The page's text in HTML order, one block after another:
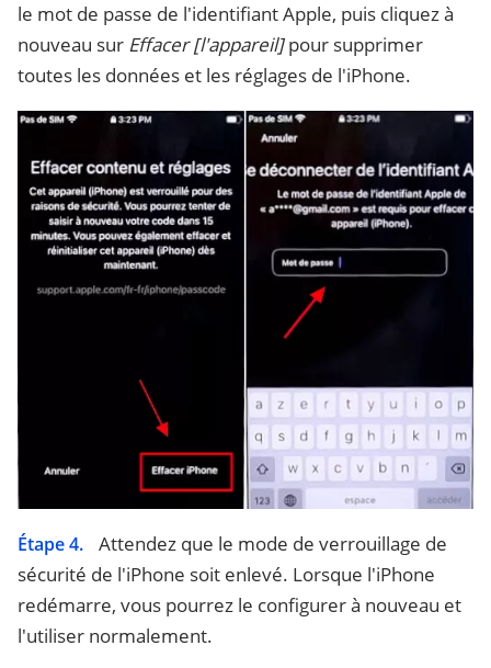
le mot de passe de l'identifiant Apple, puis cliquez à
nouveau sur Effacer [l'appareil]pour supprimer
toutes les données et les réglages de l'iPhone.
Étape 4.
Attendez que le mode de verrouillage de
sécurité de l'iPhone soit enlevé. Lorsque l'iPhone
redémarre, vous pourrez le configurer à nouveau et
l'utiliser normalement.